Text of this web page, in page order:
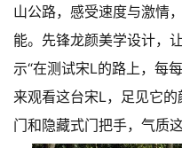
山公路，感受速度与激情
能。先锋龙颜美学设计，
示“在测试宋L的路上，每
来观看这台宋L，足见它
门和隐藏式门把手，气质